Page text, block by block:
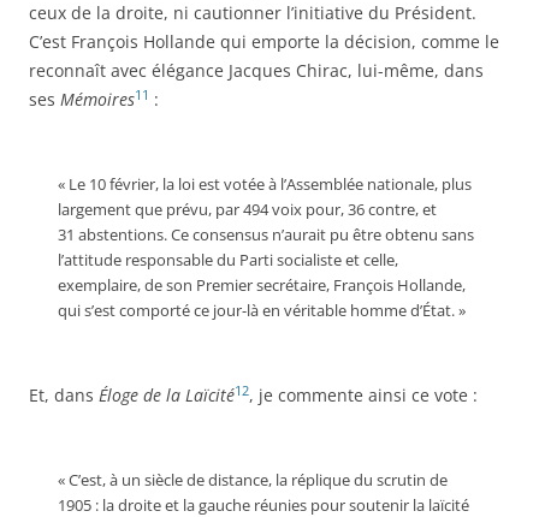
ceux de la droite, ni cautionner l’initiative du Président.
C’est François Hollande qui emporte la décision, comme le
reconnaît avec élégance Jacques Chirac, lui-même, dans
ses Mémoires11 :
« Le 10 février, la loi est votée à l’Assemblée nationale, plus
largement que prévu, par 494 voix pour, 36 contre, et
31 abstentions. Ce consensus n’aurait pu être obtenu sans
l’attitude responsable du Parti socialiste et celle,
exemplaire, de son Premier secrétaire, François Hollande,
qui s’est comporté ce jour-là en véritable homme d’État. »
Et, dans Éloge de la Laïcité12, je commente ainsi ce vote :
« C’est, à un siècle de distance, la réplique du scrutin de
1905 : la droite et la gauche réunies pour soutenir la laïcité